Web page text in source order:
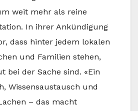
weit mehr als reine
In ihrer Ankündigung
dass hinter jedem lokalen
und Familien stehen,
bei der Sache sind. «Ein
Wissensaustausch und
– das macht